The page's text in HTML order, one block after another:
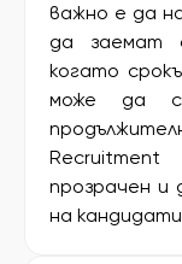
важно е да
да заемат
когато
може да
прозрачен и
на